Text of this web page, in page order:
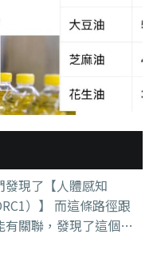
期檢查，並跟醫生討
了照片後，發現這其
，也就是大家熟
是milk thistle（隨便查
，講成是西藥。 這
現了【人體感知
條路徑跟
關聯，發現了這個路
檢測這條路徑可以用
條路徑可以餓死癌細